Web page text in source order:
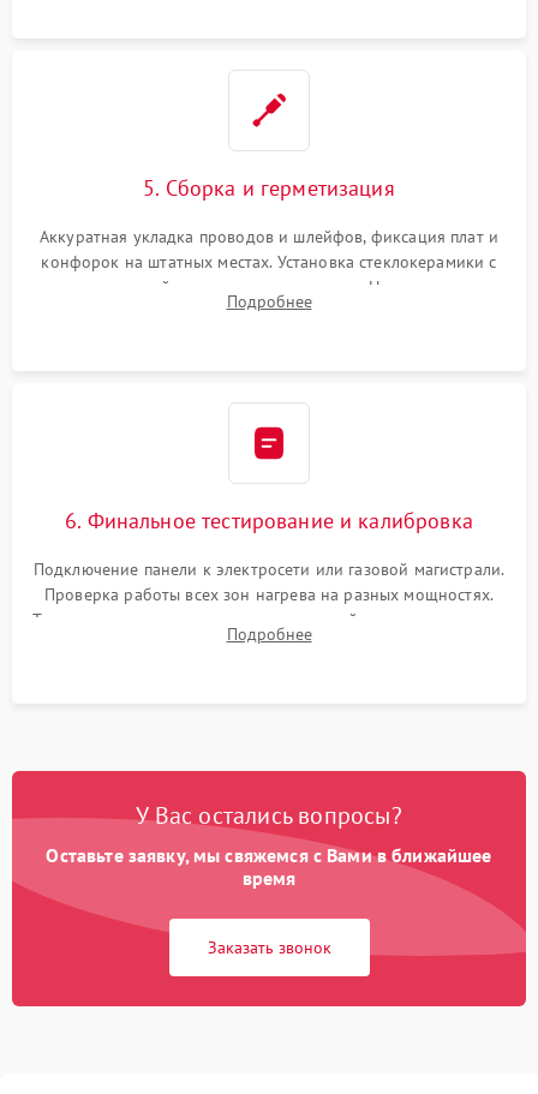
5. Сборка и герметизация
Аккуратная укладка проводов и шлейфов, фиксация плат и
конфорок на штатных местах. Установка стеклокерамики с
проверкой равномерности зазоров. Нанесение
термостойкого герметика или укладка уплотнительной
Подробнее
6. Финальное тестирование и калибровка
Подключение панели к электросети или газовой магистрали.
Проверка работы всех зон нагрева на разных мощностях.
Тестирование сенсорного управления, таймера, индикаторов
остаточного тепла и систем защиты от перегрева.
Подробнее
У Вас остались вопросы?
Оставьте заявку, мы свяжемся с Вами в ближайшее
время
Заказать звонок